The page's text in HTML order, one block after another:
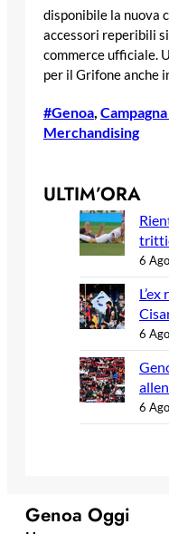
disponibile la nuova
accessori reperibili
commerce ufficiale.
per il Grifone anche
#Genoa
Merchandising
ULTIM’ORA
6
6
6
Genoa Oggi